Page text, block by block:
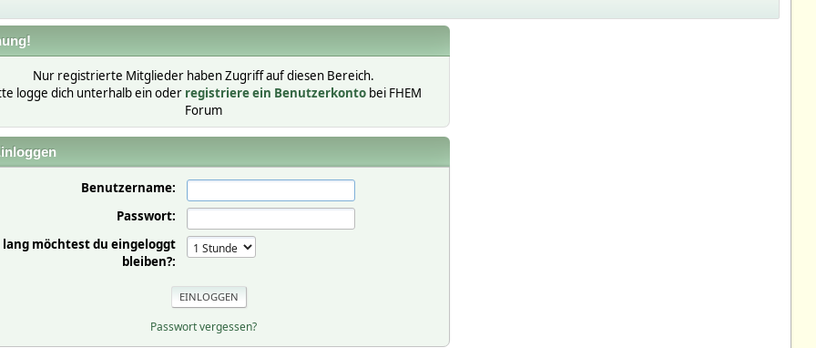
Nur registrierte Mitglieder haben Zugriff auf diesen Bereich.
logge dich unterhalb ein oder registriere ein Benutzerkontobei FHEM
Forum
Benutzername:
Passwort:
lang möchtest du eingeloggt
bleiben?:
Passwort vergessen?